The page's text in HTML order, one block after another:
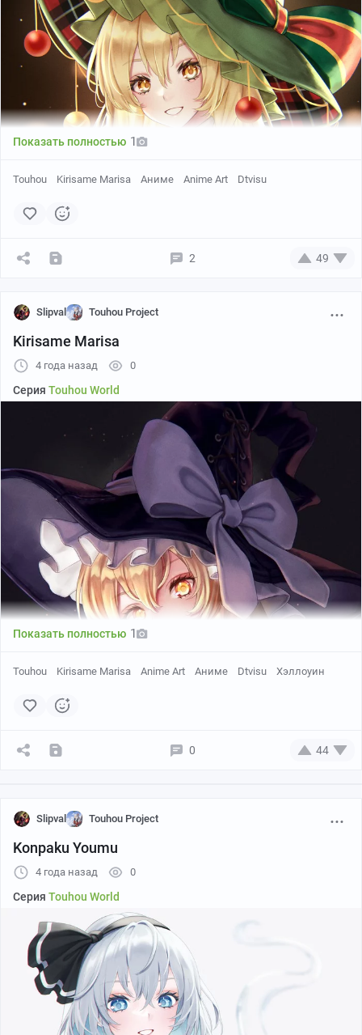
Показать полностью 1
Touhou Kirisame Marisa Аниме Anime Art Dtvisu
2 49
Slipval Touhou Project
Kirisame Marisa
4 года назад 0
Серия Touhou World
Twitter
Показать полностью 1
Touhou Kirisame Marisa Anime Art Аниме Dtvisu Хэллоуин
0 44
Slipval Touhou Project
Konpaku Youmu
4 года назад 0
Серия Touhou World